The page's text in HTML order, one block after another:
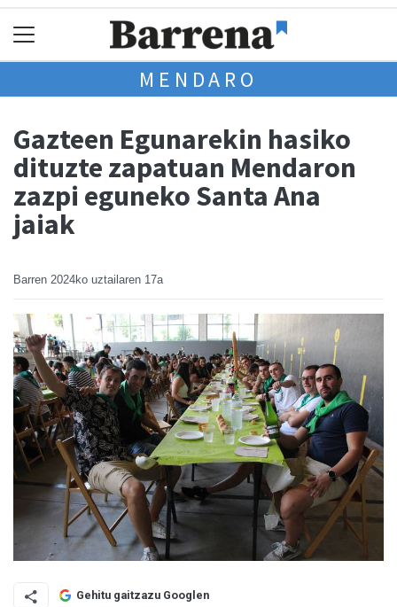
MENDARO
Gazteen Egunarekin hasiko
dituzte zapatuan Mendaron
zazpi eguneko Santa Ana
jaiak
Barren 2024ko uztailaren 17a
Gehitu gaitzazu Googlen